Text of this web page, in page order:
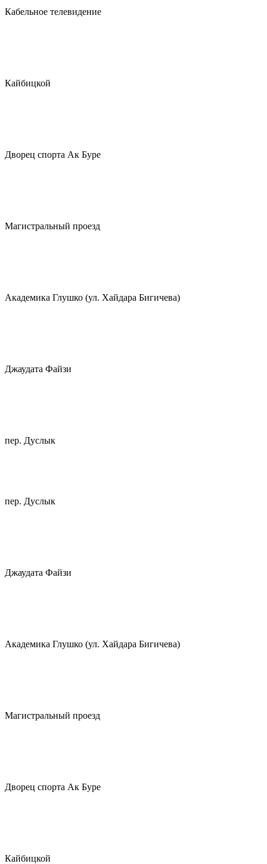
Кабельное телевидение
Кайбицкой
Дворец спорта Ак Буре
Магистральный проезд
Академика Глушко (ул. Хайдара Бигичева)
Джаудата Файзи
пер. Дуслык
пер. Дуслык
Джаудата Файзи
Академика Глушко (ул. Хайдара Бигичева)
Магистральный проезд
Дворец спорта Ак Буре
Кайбицкой